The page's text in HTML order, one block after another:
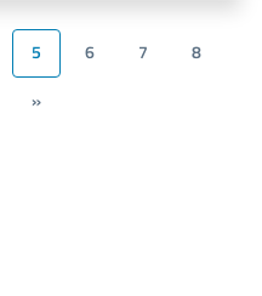
5 6 7
8
»